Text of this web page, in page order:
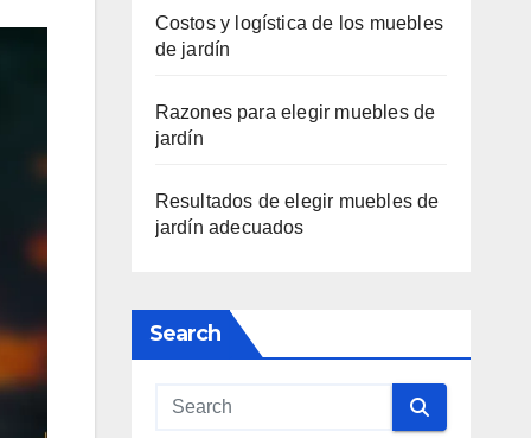
Costos y logística de los muebles
de jardín
Razones para elegir muebles de
jardín
Resultados de elegir muebles de
jardín adecuados
Search